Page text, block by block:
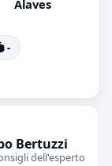
Alaves
-
Bertuzzi
dell'esperto